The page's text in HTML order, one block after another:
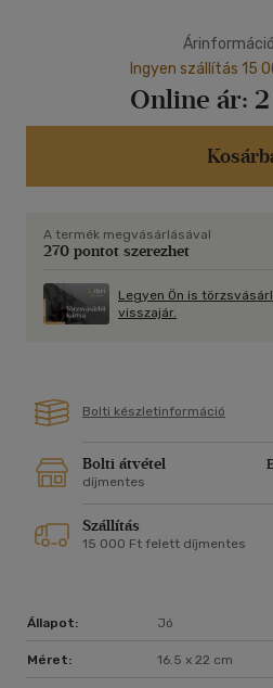
beszámolt sorsokról,
örömökről. Most újra felhívtuk az
az országot megint célunk
Szeretnénk mindenki figyelmébe
helyzetjelentések,
Ingyen szállítás 15
Online ár:
A termék megvásárlásával
270 pontot szerezhet
Legyen Ön is
visszajár.
Bolti készletinformáció
Bolti átvétel
díjmentes
Szállítás
15 000 Ft felett díjmentes
Állapot: Jó
Méret: 16.5 x 22 cm